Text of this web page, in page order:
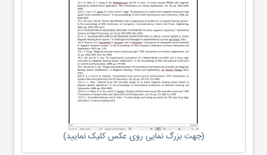
(جهت بزرگ نمایی روی عکس کلیک نمایید)